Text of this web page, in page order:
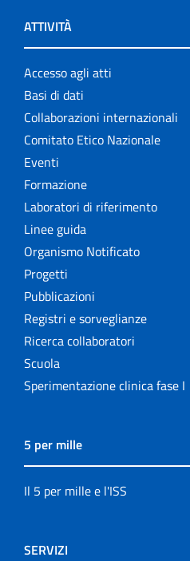
ATTIVITÀ
Accesso agli atti
Basi di dati
Collaborazioni internazionali
Comitato Etico Nazionale
Eventi
Formazione
Laboratori di riferimento
Linee guida
Organismo Notificato
Progetti
Pubblicazioni
Registri e sorveglianze
Ricerca collaboratori
Scuola
Sperimentazione clinica fase I
5 per mille
Il 5 per mille e l'ISS
SERVIZI